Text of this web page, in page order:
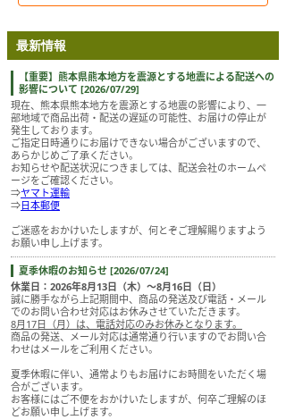
最新情報
【重要】熊本県熊本地方を震源とする地震による配送への
影響について [2026/07/29]
現在、熊本県熊本地方を震源とする地震の影響により、一
部地域で商品出荷・配送の遅延の可能性、お届けの停止が
発生しております。
ご指定日時通りにお届けできない場合がございますので、
あらかじめご了承ください。
お知らせや配送状況につきましては、配送会社のホームペ
ージをご確認ください。
⇒ヤマト運輸
⇒日本郵便
ご迷惑をおかけいたしますが、何とぞご理解賜りますよう
お願い申し上げます。
夏季休暇のお知らせ [2026/07/24]
休業日：2026年8月13日（木）～8月16日（日）
誠に勝手ながら上記期間中、商品の発送及び電話・メール
でのお問い合わせ対応はお休みさせていただきます。
8月17日（月）は、電話対応のみお休みとなります。
商品の発送、メール対応は通常通り行いますのでお問い合
わせはメールをご利用ください。
夏季休暇に伴い、通常よりもお届けにお時間をいただく場
合がございます。
お客様にはご不便をおかけいたしますが、何卒ご理解のほ
どお願い申し上げます。